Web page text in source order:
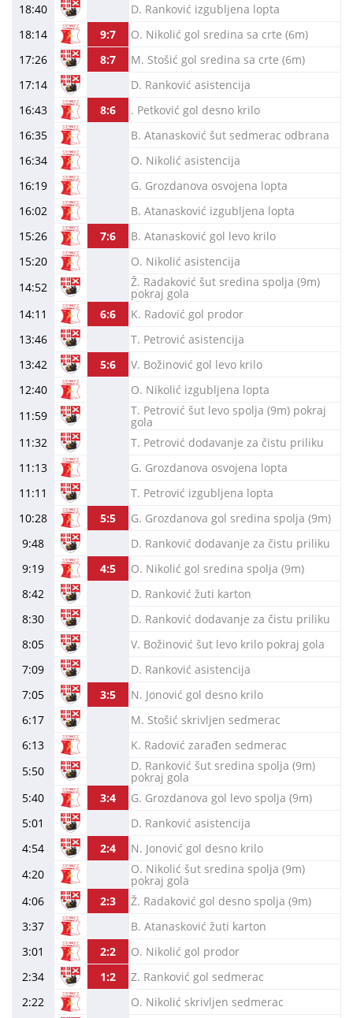
18:40
D. Ranković izgubljena lopta
18:14
9:7
O. Nikolić gol sredina sa crte (6m)
17:26
8:7
M. Stošić gol sredina sa crte (6m)
17:14
D. Ranković asistencija
16:43
8:6
. Petković gol desno krilo
16:35
B. Atanasković šut sedmerac odbrana
16:34
O. Nikolić asistencija
16:19
G. Grozdanova osvojena lopta
16:02
B. Atanasković izgubljena lopta
15:26
7:6
B. Atanasković gol levo krilo
15:20
O. Nikolić asistencija
14:52
Ž. Radaković šut sredina spolja (9m)
pokraj gola
14:11
6:6
K. Radović gol prodor
13:46
T. Petrović asistencija
13:42
5:6
V. Božinović gol levo krilo
12:40
O. Nikolić izgubljena lopta
11:59
T. Petrović šut levo spolja (9m) pokraj
gola
11:32
T. Petrović dodavanje za čistu priliku
11:13
G. Grozdanova osvojena lopta
11:11
T. Petrović izgubljena lopta
10:28
5:5
G. Grozdanova gol sredina spolja (9m)
9:48
D. Ranković dodavanje za čistu priliku
9:19
4:5
O. Nikolić gol sredina spolja (9m)
8:42
D. Ranković žuti karton
8:30
D. Ranković dodavanje za čistu priliku
8:05
V. Božinović šut levo krilo pokraj gola
7:09
D. Ranković asistencija
7:05
3:5
N. Jonović gol desno krilo
6:17
M. Stošić skrivljen sedmerac
6:13
K. Radović zarađen sedmerac
5:50
D. Ranković šut sredina spolja (9m)
pokraj gola
5:40
3:4
G. Grozdanova gol levo spolja (9m)
5:01
D. Ranković asistencija
4:54
2:4
N. Jonović gol desno krilo
4:20
O. Nikolić šut sredina spolja (9m)
pokraj gola
4:06
2:3
Ž. Radaković gol desno spolja (9m)
3:37
B. Atanasković žuti karton
3:01
2:2
O. Nikolić gol prodor
2:34
1:2
Z. Ranković gol sedmerac
2:22
O. Nikolić skrivljen sedmerac